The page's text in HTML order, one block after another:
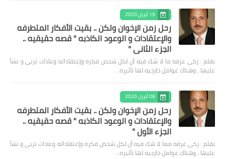
19 أبريل 2020
رحل زمن الإخوان ولكن .. بقيت الأفكار المتطرفه
والإعتقادات و الوعود الكاذبه " قصه حقيقيه ..
الجزء الثاني "
بقلم : زكى عرفه ‎ما لا شك فيه أن لكل شخص فكره وإعتقاداته وعادات تربى و نشأ
عليها ، وهناك عوامل خارجيه لها تأثيره…
08 أبريل 2020
رحل زمن الإخوان ولكن .. بقيت الأفكار المتطرفه
والإعتقادات و الوعود الكاذبه " قصه حقيقيه ..
الجزء الأول "
بقلم : زكى عرفه مما لا شك فيه أن لكل شخص فكره وإعتقاداته وعادات تربى و نشأ
عليها ، وهناك عوامل خارجيه لها تأثيره…